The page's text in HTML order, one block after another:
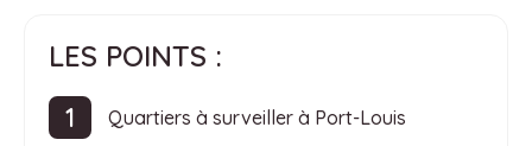
LES POINTS :
Quartiers à surveiller à Port-Louis